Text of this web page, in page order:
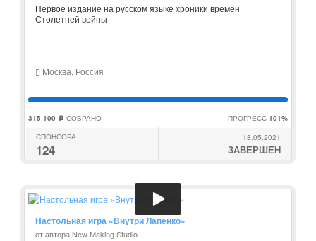
Первое издание на русском языке хроники времен
Столетней войны
Москва, Россия
315 100 c СОБРАНО ПРОГРЕСС 101%
СПОНСОРА
124
18.05.2021
ЗАВЕРШЕН
Настольная игра «Внутри Лапенко»
от автора New Making Studio